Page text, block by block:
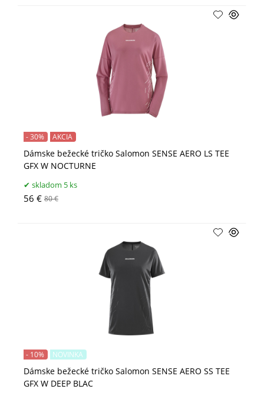
Dámske bežecké tričko Salomon SENSE AERO LS TEE
GFX W NOCTURNE
- 30% AKCIA
skladom 5 ks
56 € 80 €
Dámske bežecké tričko Salomon SENSE AERO SS TEE
GFX W DEEP BLAC
- 10% NOVINKA